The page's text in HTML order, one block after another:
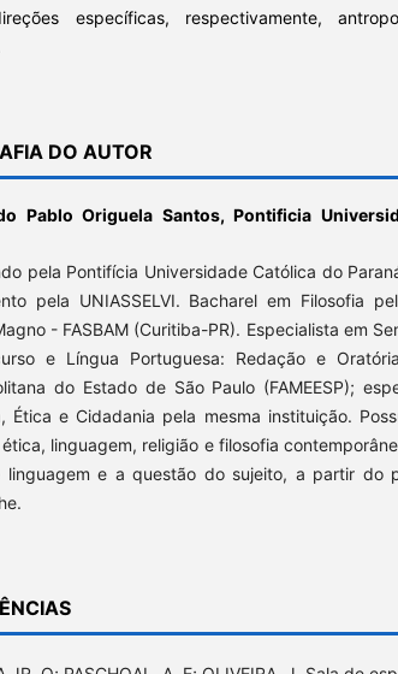
específicas, respectivamente,
DO AUTOR
Pablo Origuela Santos,Pontificia
pela Pontifícia Universidade Católica do
pela UNIASSELVI. Bacharel em Filosofia
- FASBAM (Curitiba-PR). Especialista em
e Língua Portuguesa: Redação e
do Estado de São Paulo (FAMEESP);
Ética e Cidadania pela mesma instituição.
linguagem, religião e filosofia
linguagem e a questão do sujeito, a partir do